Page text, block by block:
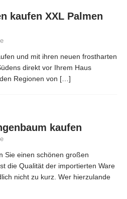
kaufen XXL Palmen
und mit ihren neuen frostharten
direkt vor Ihrem Haus
Regionen von […]
kaufen
Sie einen schönen großen
die Qualität der importierten Ware
nicht zu kurz. Wer hierzulande